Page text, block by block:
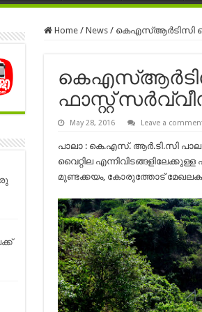
Home / News / കെഎസ്ആര്‍ടിസി
ഫാസ്റ്റ്
May 28, 2016 Leave a
പാലാ : കെ.എസ്. ആർ.ടി.സി
വൈറ്റില
മുണ്ടക്കയം, കോരുത്തോട്